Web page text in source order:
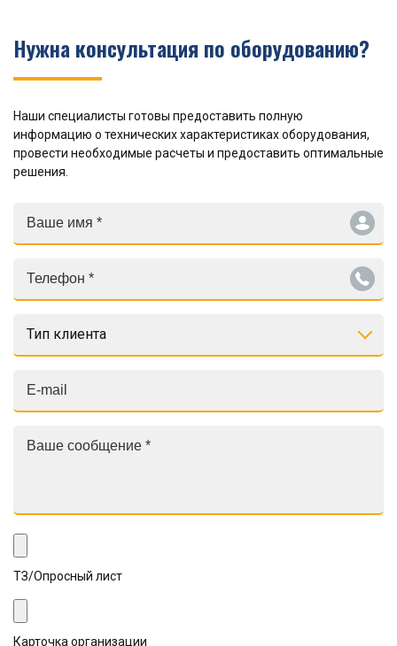
Нужна консультация по оборудованию?
Наши специалисты готовы предоставить полную
информацию о технических характеристиках оборудования,
провести необходимые расчеты и предоставить оптимальные
решения.
Тип клиента
ТЗ/Опросный лист
Карточка организации